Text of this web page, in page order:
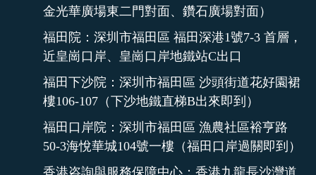
金光華廣場東二門對面、鑽石廣場對面）
福田院：深圳市福田區 福田深港1號7-3 首層，
近皇崗口岸、皇崗口岸地鐵站C出口
福田下沙院：深圳市福田區 沙頭街道花好園裙
樓106-107（下沙地鐵直梯B出來即到）
福田口岸院：深圳市福田區 漁農社區裕亨路
50-3海悅華城104號一樓（福田口岸過關即到）
香港咨詢與服務保障中心：香港九龍長沙灣道